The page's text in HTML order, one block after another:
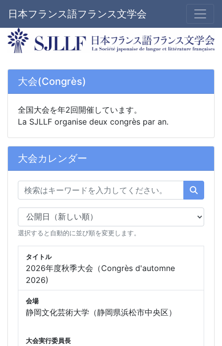
日本フランス語フランス文学会
大会(Congrès)
全国大会を年2回開催しています。
La SJLLF organise deux congrès par an.
大会カレンダー
選択すると自動的に並び順を変更します。
タイトル
2026年度秋季大会（Congrès d'automne
2026)
会場
静岡文化芸術大学（静岡県浜松市中央区）
大会実行委員長